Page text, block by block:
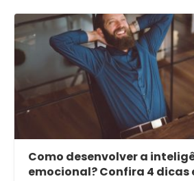
Como desenvolver a
emocional? Confira 4 dicas